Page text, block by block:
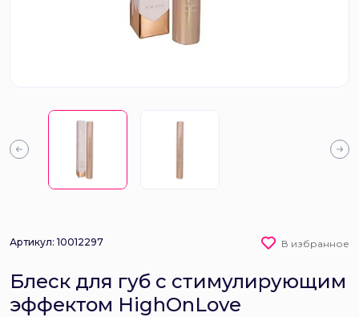
Артикул: 10012297 В избранное
Блеск для губ с стимулирующим
эффектом HighOnLove